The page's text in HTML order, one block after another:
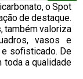
o Spot
de destaque.
também valoriza
vasos e
sofisticado. De
toda a qualidade